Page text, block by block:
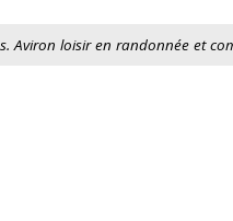
Aviron loisir en randonnée et